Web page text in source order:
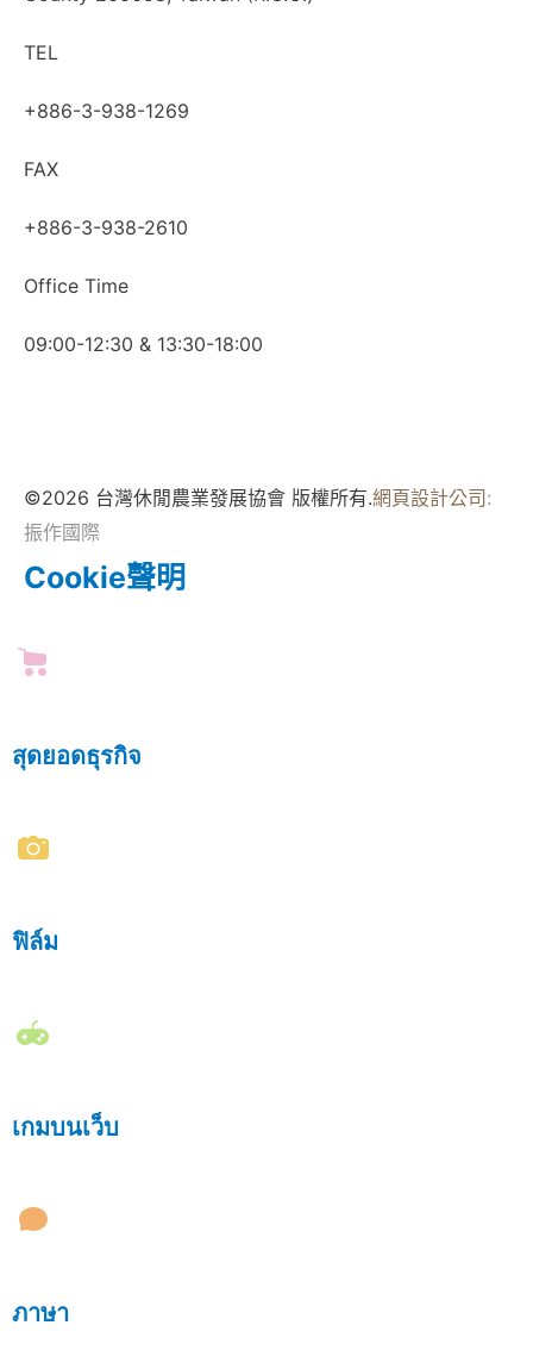
TEL
+886-3-938-1269
FAX
+886-3-938-2610
Office Time
09:00-12:30 & 13:30-18:00
©2026 台灣休閒農業發展協會 版權所有.網頁設計公司:
振作國際
Cookie聲明
สุดยอดธุรกิจ
ฟิล์ม
เกมบนเว็บ
ภาษา